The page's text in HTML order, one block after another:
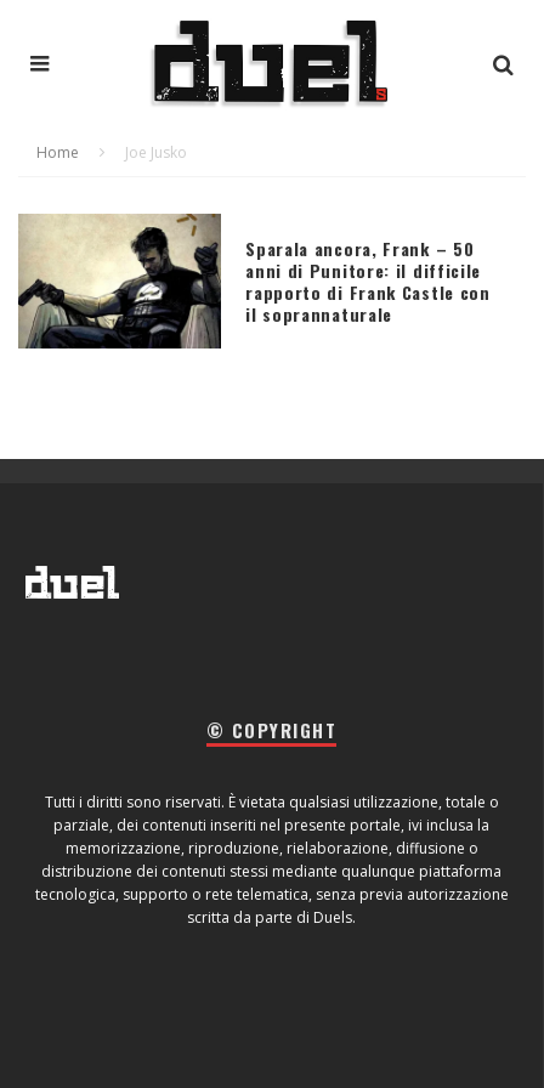
Home Joe Jusko
Sparala ancora, Frank – 50
anni di Punitore: il difficile
rapporto di Frank Castle con
il soprannaturale
© COPYRIGHT
Tutti i diritti sono riservati. È vietata qualsiasi utilizzazione, totale o
parziale, dei contenuti inseriti nel presente portale, ivi inclusa la
memorizzazione, riproduzione, rielaborazione, diffusione o
distribuzione dei contenuti stessi mediante qualunque piattaforma
tecnologica, supporto o rete telematica, senza previa autorizzazione
scritta da parte di Duels.